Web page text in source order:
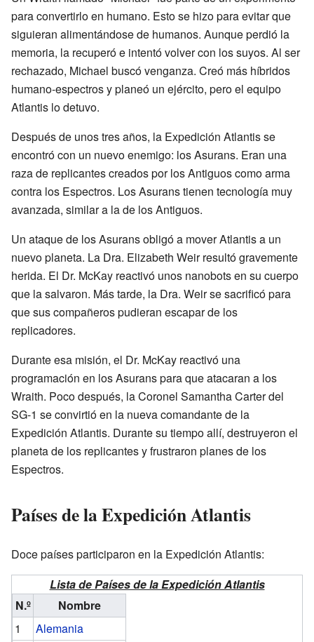
para convertirlo en humano. Esto se hizo para evitar que
siguieran alimentándose de humanos. Aunque perdió la
memoria, la recuperó e intentó volver con los suyos. Al ser
rechazado, Michael buscó venganza. Creó más híbridos
humano-espectros y planeó un ejército, pero el equipo
Atlantis lo detuvo.
Después de unos tres años, la Expedición Atlantis se
encontró con un nuevo enemigo: los Asurans. Eran una
raza de replicantes creados por los Antiguos como arma
contra los Espectros. Los Asurans tienen tecnología muy
avanzada, similar a la de los Antiguos.
Un ataque de los Asurans obligó a mover Atlantis a un
nuevo planeta. La Dra. Elizabeth Weir resultó gravemente
herida. El Dr. McKay reactivó unos nanobots en su cuerpo
que la salvaron. Más tarde, la Dra. Weir se sacrificó para
que sus compañeros pudieran escapar de los
replicadores.
Durante esa misión, el Dr. McKay reactivó una
programación en los Asurans para que atacaran a los
Wraith. Poco después, la Coronel Samantha Carter del
SG-1 se convirtió en la nueva comandante de la
Expedición Atlantis. Durante su tiempo allí, destruyeron el
planeta de los replicantes y frustraron planes de los
Espectros.
Países de la Expedición Atlantis
Doce países participaron en la Expedición Atlantis:
Lista de Países de la Expedición Atlantis
N.º
Nombre
1
Alemania